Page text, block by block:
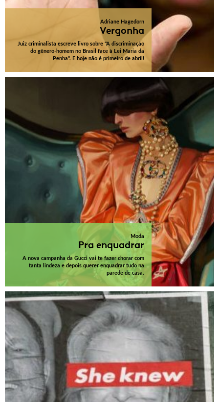
Adriane Hagedorn
Vergonha
Juiz criminalista escreve livro sobre "A discriminação
do gênero-homem no Brasil face à Lei Maria da
Penha". E hoje não é primeiro de abril!
Moda
Pra enquadrar
A nova campanha da Gucci vai te fazer chorar com
tanta lindeza e depois querer enquadrar tudo na
parede de casa.